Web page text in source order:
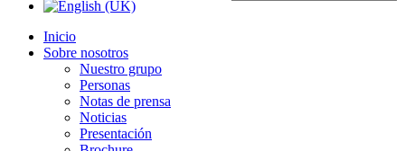
Inicio
Sobre nosotros
Nuestro grupo
Personas
Notas de prensa
Noticias
Presentación